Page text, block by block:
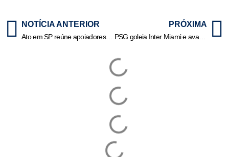
NOTÍCIA ANTERIOR
Ato em SP reúne apoiadores de Bolsonaro contra julgamento no STF
PRÓXIMA
PSG goleia Inter Miami e avança às quartas de final da Copa de clubes